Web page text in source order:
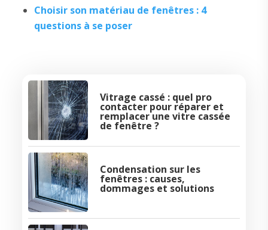
Choisir son matériau de fenêtres : 4
questions à se poser
Vitrage cassé : quel pro
contacter pour réparer et
remplacer une vitre cassée
de fenêtre ?
Condensation sur les
fenêtres : causes,
dommages et solutions